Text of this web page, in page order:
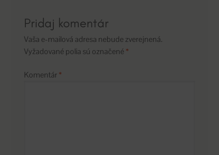
Pridaj komentár
Vaša e-mailová adresa nebude zverejnená.
Vyžadované polia sú označené *
Komentár*